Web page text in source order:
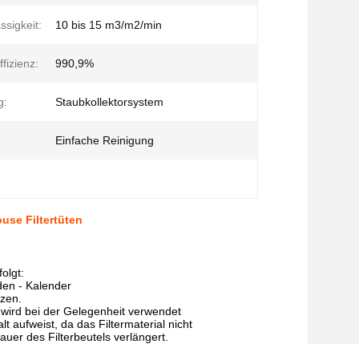
10 bis 15 m3/m2/min
990,9%
Staubkollektorsystem
Einfache Reinigung
Filtertüten
- Kalender
bei der Gelegenheit verwendet
aufweist, da das Filtermaterial nicht
des Filterbeutels verlängert.